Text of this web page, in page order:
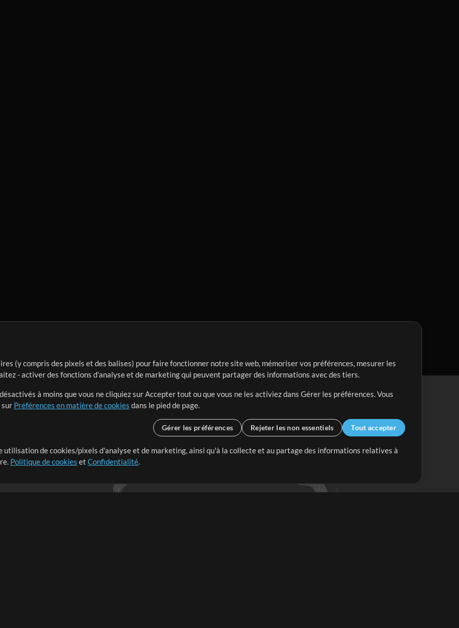
dans le monde entier en
leur temps pour ce qui
(y compris des pixels et des balises) pour faire fonctionner notre site web, mémoriser vos préférences, mesurer les
- activer des fonctions d'analyse et de marketing qui peuvent partager des informations avec des tiers.
à moins que vous ne cliquiez sur Accepter tout ou que vous ne les activiez dans Gérer les préférences. Vous
sur Préférences en matière de cookies dans le pied de page.
Gérer les préférences Rejeter les non essentiels Tout accepter
utilisation de cookies/pixels d'analyse et de marketing, ainsi qu'à la collecte et au partage des informations relatives à
Politique de cookies et Confidentialité.